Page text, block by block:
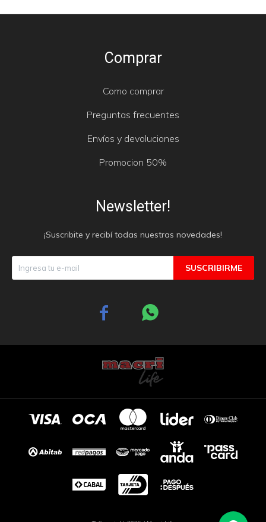
Comprar
Como comprar
Preguntas frecuentes
Envíos y devoluciones
Promocion 50%
Newsletter!
¡Suscribite y recibí todas nuestras novedades!
SUSCRIBIRME
 